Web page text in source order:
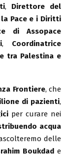
, Direttore del
Pace e i Diritti
di Assopace
, Coordinatrice
tra Palestina e
Frontiere, che
di pazienti,
per curare nei
acqua
delle
Boukdad e